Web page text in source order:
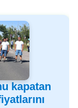
kapatan